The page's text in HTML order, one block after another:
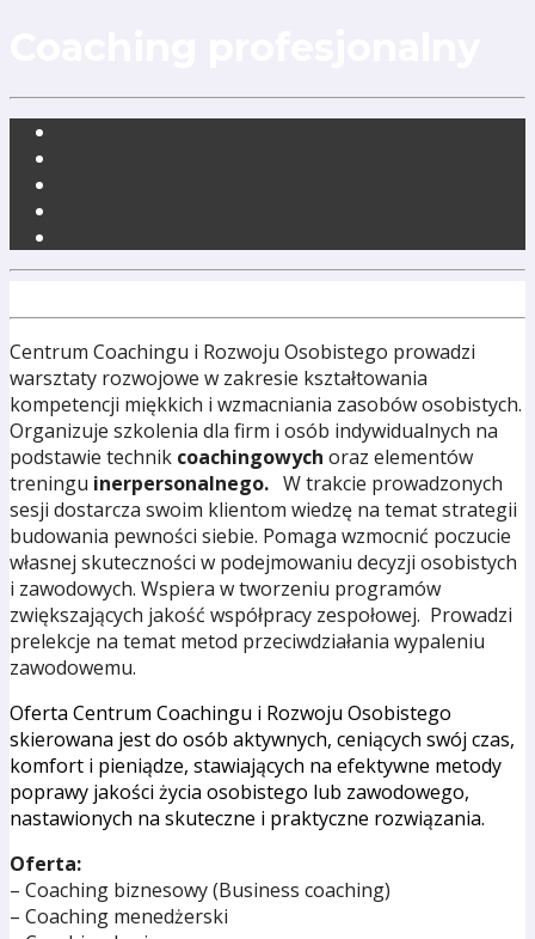
Centrum Coachingu i Rozwoju Osobistego prowadzi
warsztaty rozwojowe w zakresie kształtowania
kompetencji miękkich i wzmacniania zasobów osobistych.
Organizuje szkolenia dla firm i osób indywidualnych na
podstawie technik coachingowych oraz elementów
treningu inerpersonalnego. W trakcie prowadzonych
sesji dostarcza swoim klientom wiedzę na temat strategii
budowania pewności siebie. Pomaga wzmocnić poczucie
własnej skuteczności w podejmowaniu decyzji osobistych
i zawodowych. Wspiera w tworzeniu programów
zwiększających jakość współpracy zespołowej. Prowadzi
prelekcje na temat metod przeciwdziałania wypaleniu
zawodowemu.
Oferta Centrum Coachingu i Rozwoju Osobistego
skierowana jest do osób aktywnych, ceniących swój czas,
komfort i pieniądze, stawiających na efektywne metody
poprawy jakości życia osobistego lub zawodowego,
nastawionych na skuteczne i praktyczne rozwiązania.
Oferta:
– Coaching biznesowy (Business coaching)
– Coaching menedżerski